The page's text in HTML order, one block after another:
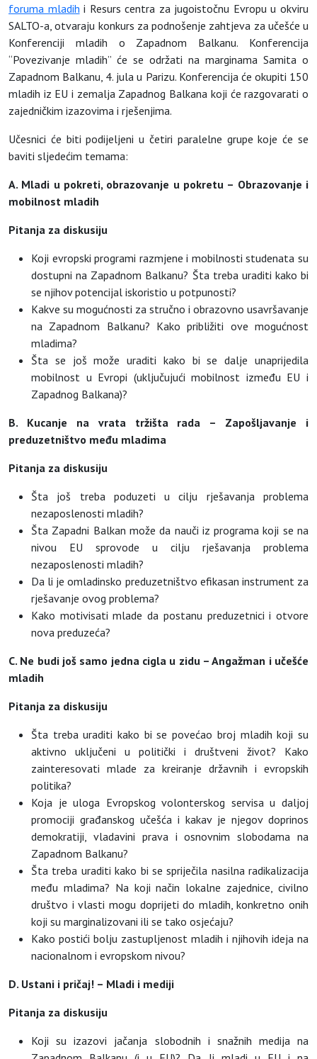
foruma mladih i Resurs centra za jugoistočnu Evropu u okviru
SALTO-a, otvaraju konkurs za podnošenje zahtjeva za učešće u
Konferenciji mladih o Zapadnom Balkanu. Konferencija
“Povezivanje mladih” će se održati na marginama Samita o
Zapadnom Balkanu, 4. jula u Parizu. Konferencija će okupiti 150
mladih iz EU i zemalja Zapadnog Balkana koji će razgovarati o
zajedničkim izazovima i rješenjima.
Učesnici će biti podijeljeni u četiri paralelne grupe koje će se
baviti sljedećim temama:
A. Mladi u pokreti, obrazovanje u pokretu – Obrazovanje i
mobilnost mladih
Pitanja za diskusiju
Koji evropski programi razmjene i mobilnosti studenata su
dostupni na Zapadnom Balkanu? Šta treba uraditi kako bi
se njihov potencijal iskoristio u potpunosti?
Kakve su mogućnosti za stručno i obrazovno usavršavanje
na Zapadnom Balkanu? Kako približiti ove mogućnost
mladima?
Šta se još može uraditi kako bi se dalje unaprijedila
mobilnost u Evropi (uključujući mobilnost između EU i
Zapadnog Balkana)?
B. Kucanje na vrata tržišta rada – Zapošljavanje i
preduzetništvo među mladima
Pitanja za diskusiju
Šta još treba poduzeti u cilju rješavanja problema
nezaposlenosti mladih?
Šta Zapadni Balkan može da nauči iz programa koji se na
nivou EU sprovode u cilju rješavanja problema
nezaposlenosti mladih?
Da li je omladinsko preduzetništvo efikasan instrument za
rješavanje ovog problema?
Kako motivisati mlade da postanu preduzetnici i otvore
nova preduzeća?
C. Ne budi još samo jedna cigla u zidu – Angažman i učešće
mladih
Pitanja za diskusiju
Šta treba uraditi kako bi se povećao broj mladih koji su
aktivno uključeni u politički i društveni život? Kako
zainteresovati mlade za kreiranje državnih i evropskih
politika?
Koja je uloga Evropskog volonterskog servisa u daljoj
promociji građanskog učešća i kakav je njegov doprinos
demokratiji, vladavini prava i osnovnim slobodama na
Zapadnom Balkanu?
Šta treba uraditi kako bi se spriječila nasilna radikalizacija
među mladima? Na koji način lokalne zajednice, civilno
društvo i vlasti mogu doprijeti do mladih, konkretno onih
koji su marginalizovani ili se tako osjećaju?
Kako postići bolju zastupljenost mladih i njihovih ideja na
nacionalnom i evropskom nivou?
D. Ustani i pričaj! – Mladi i mediji
Pitanja za diskusiju
Koji su izazovi jačanja slobodnih i snažnih medija na